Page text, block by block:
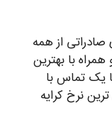
از همه
با بهترین
یک تماس با
نرخ کرایه